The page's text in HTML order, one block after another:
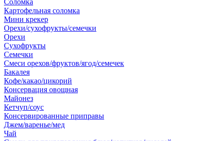
Соломка
Картофельная соломка
Мини крекер
Орехи/сухофрукты/семечки
Орехи
Сухофрукты
Семечки
Смеси орехов/фруктов/ягод/семечек
Бакалея
Кофе/какао/цикорий
Консервация овощная
Майонез
Кетчуп/соус
Консервированные приправы
Джем/варенье/мед
Чай